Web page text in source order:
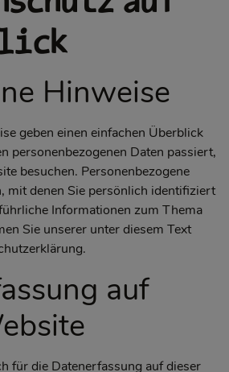
Hinweise
geben einen einfachen Überblick
personenbezogenen Daten passiert,
besuchen. Personenbezogene
mit denen Sie persönlich identifiziert
Informationen zum Thema
Sie unserer unter diesem Text
auf
für die Datenerfassung auf dieser